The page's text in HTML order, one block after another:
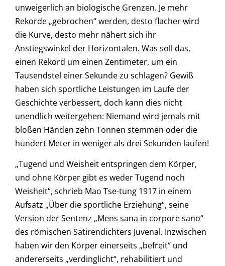
unweigerlich an biologische Grenzen. Je mehr
Rekorde „gebrochen“ werden, desto flacher wird
die Kurve, desto mehr nähert sich ihr
Anstiegswinkel der Horizontalen. Was soll das,
einen Rekord um einen Zentimeter, um ein
Tausendstel einer Sekunde zu schlagen? Gewiß
haben sich sportliche Leistungen im Laufe der
Geschichte verbessert, doch kann dies nicht
unendlich weitergehen: Niemand wird jemals mit
bloßen Händen zehn Tonnen stemmen oder die
hundert Meter in weniger als drei Sekunden laufen!
„Tugend und Weisheit entspringen dem Körper,
und ohne Körper gibt es weder Tugend noch
Weisheit“, schrieb Mao Tse-tung 1917 in einem
Aufsatz „Über die sportliche Erziehung“, seine
Version der Sentenz „Mens sana in corpore sano“
des römischen Satirendichters Juvenal. Inzwischen
haben wir den Körper einerseits „befreit“ und
andererseits „verdinglicht“, rehabilitiert und